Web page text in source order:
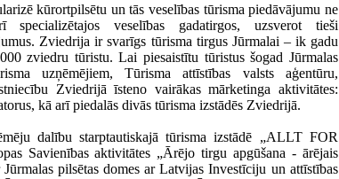
kūrortpilsētu un tās veselības tūrisma piedāvājumu ne
veselības gadatirgos, uzsverot tieši
Zviedrija ir svarīgs tūrisma tirgus Jūrmalai – ik gadu
zviedru tūristu. Lai piesaistītu tūristus šogad Jūrmalas
uzņēmējiem, Tūrisma attīstības valsts aģentūru,
Zviedrijā īsteno vairākas mārketinga aktivitātes:
kā arī piedalās divās tūrisma izstādēs Zviedrijā.
dalību starptautiskajā tūrisma izstādē „ALLT FOR
Savienības aktivitātes „Ārējo tirgu apgūšana - ārējais
pilsētas domes ar Latvijas Investīciju un attīstības